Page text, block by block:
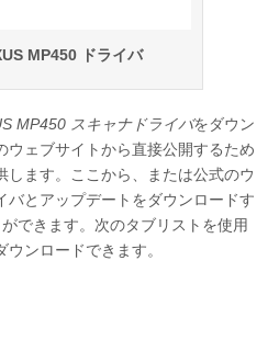
MP450 ドライバ
MP450 スキャナドライバをダウン
ウェブサイトから直接公開するため
します。ここから、または公式のウ
バとアップデートをダウンロードす
できます。次のタブリストを使用
ンロードできます。